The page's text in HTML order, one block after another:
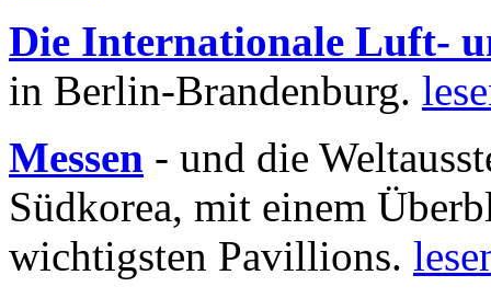
Die Internationale Luft-
in Berlin-Brandenburg.
Messen - und die
Südkorea, mit einem
wichtigsten Pavillions.